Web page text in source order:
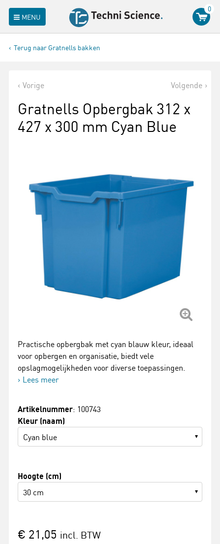
MENU
0
Terug naar Gratnells bakken
Vorige Volgende
Gratnells Opbergbak 312 x
427 x 300 mm Cyan Blue
Practische opbergbak met cyan blauw kleur, ideaal
voor opbergen en organisatie, biedt vele
opslagmogelijkheden voor diverse toepassingen.
Lees meer
Artikelnummer: 100743
Kleur (naam)
Cyan blue
Hoogte (cm)
30 cm
€ 21,05 incl. BTW